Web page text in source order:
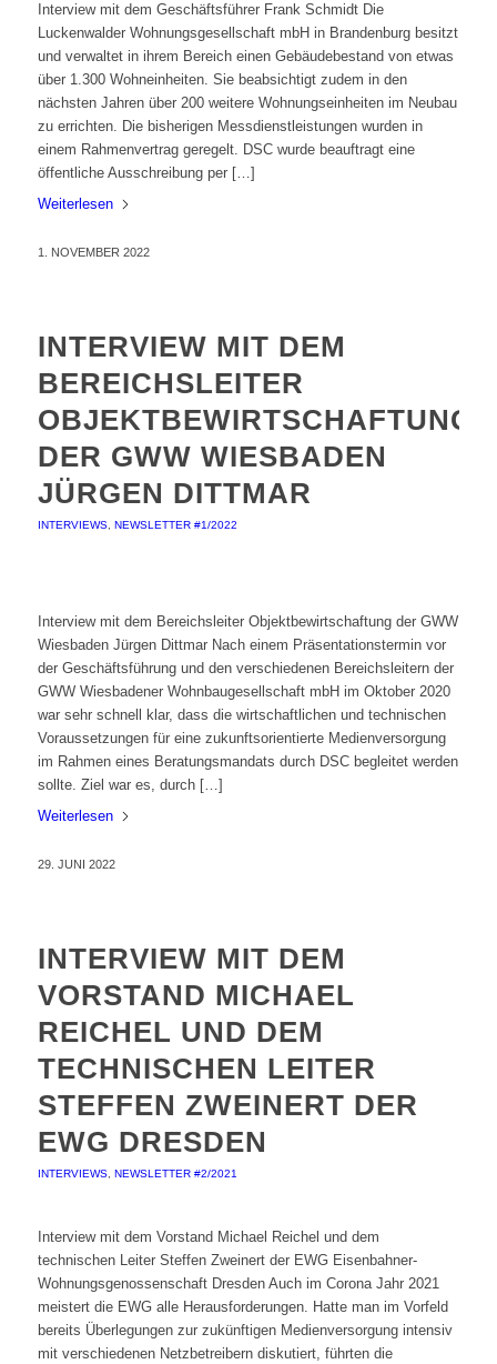
Interview mit dem Geschäftsführer Frank Schmidt Die
Luckenwalder Wohnungsgesellschaft mbH in Brandenburg besitzt
und verwaltet in ihrem Bereich einen Gebäudebestand von etwas
über 1.300 Wohneinheiten. Sie beabsichtigt zudem in den
nächsten Jahren über 200 weitere Wohnungseinheiten im Neubau
zu errichten. Die bisherigen Messdienstleistungen wurden in
einem Rahmenvertrag geregelt. DSC wurde beauftragt eine
öffentliche Ausschreibung per […]
Weiterlesen
1. NOVEMBER 2022
INTERVIEW MIT DEM
BEREICHSLEITER
OBJEKTBEWIRTSCHAFTUNG
DER GWW WIESBADEN
JÜRGEN DITTMAR
INTERVIEWS, NEWSLETTER #1/2022
Interview mit dem Bereichsleiter Objektbewirtschaftung der GWW
Wiesbaden Jürgen Dittmar Nach einem Präsentationstermin vor
der Geschäftsführung und den verschiedenen Bereichsleitern der
GWW Wiesbadener Wohnbaugesellschaft mbH im Oktober 2020
war sehr schnell klar, dass die wirtschaftlichen und technischen
Voraussetzungen für eine zukunftsorientierte Medienversorgung
im Rahmen eines Beratungsmandats durch DSC begleitet werden
sollte. Ziel war es, durch […]
Weiterlesen
29. JUNI 2022
INTERVIEW MIT DEM
VORSTAND MICHAEL
REICHEL UND DEM
TECHNISCHEN LEITER
STEFFEN ZWEINERT DER
EWG DRESDEN
INTERVIEWS, NEWSLETTER #2/2021
Interview mit dem Vorstand Michael Reichel und dem
technischen Leiter Steffen Zweinert der EWG Eisenbahner-
Wohnungsgenossenschaft Dresden Auch im Corona Jahr 2021
meistert die EWG alle Herausforderungen. Hatte man im Vorfeld
bereits Überlegungen zur zukünftigen Medienversorgung intensiv
mit verschiedenen Netzbetreibern diskutiert, führten die